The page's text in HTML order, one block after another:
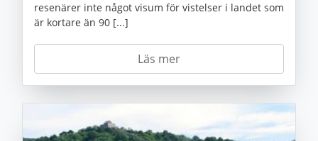
resenärer inte något visum för vistelser i landet som
är kortare än 90 [...]
Läs mer